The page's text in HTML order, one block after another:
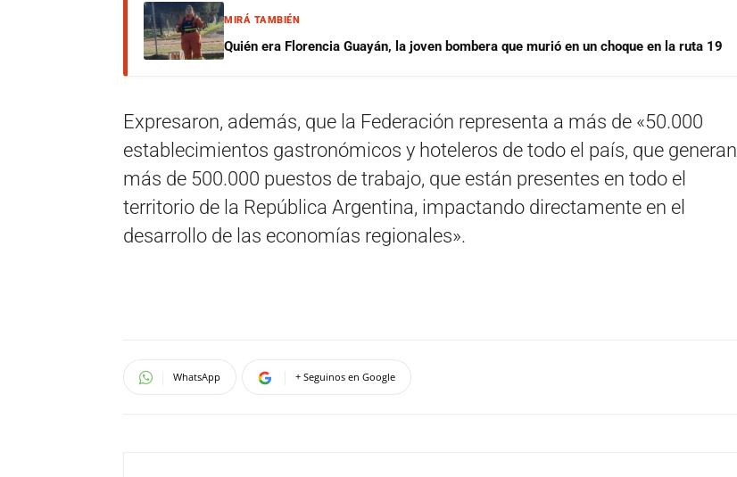
MIRÁ TAMBIÉN
Quién era Florencia Guayán, la joven bombera que murió en un choque en la ruta 19
Expresaron, además, que la Federación representa a más de «50.000
establecimientos gastronómicos y hoteleros de todo el país, que generan
más de 500.000 puestos de trabajo, que están presentes en todo el
territorio de la República Argentina, impactando directamente en el
desarrollo de las economías regionales».
WhatsApp + Seguinos en Google